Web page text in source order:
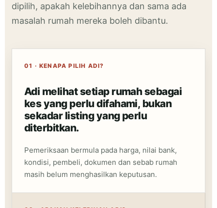
dipilih, apakah kelebihannya dan sama ada
masalah rumah mereka boleh dibantu.
01 · KENAPA PILIH ADI?
Adi melihat setiap rumah sebagai
kes yang perlu difahami, bukan
sekadar listing yang perlu
diterbitkan.
Pemeriksaan bermula pada harga, nilai bank,
kondisi, pembeli, dokumen dan sebab rumah
masih belum menghasilkan keputusan.